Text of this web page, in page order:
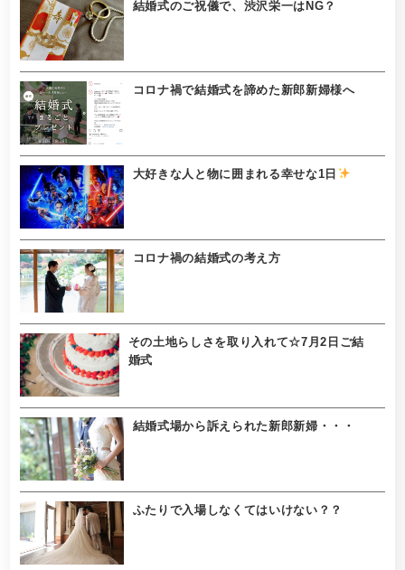
結婚式のご祝儀で、渋沢栄一はNG？
コロナ禍で結婚式を諦めた新郎新婦様へ
大好きな人と物に囲まれる幸せな1日
コロナ禍の結婚式の考え方
その土地らしさを取り入れて☆7月2日ご結
婚式
結婚式場から訴えられた新郎新婦・・・
ふたりで入場しなくてはいけない？？